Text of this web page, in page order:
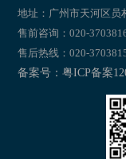
新零售 新零
新零售 新零售
地址：广州市天河区员
售前咨询：020-
售后热线：020-
备案号：粤ICP备案